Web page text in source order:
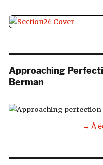
Approaching
Berman
→ À